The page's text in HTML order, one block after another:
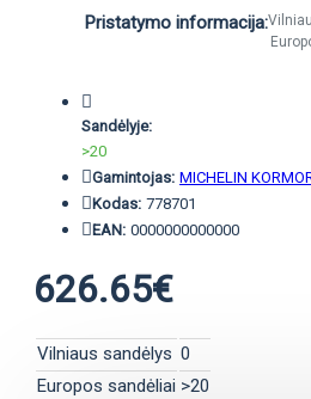
Pristatymo informacija:
Sandėlyje:
>20
Gamintojas: MICHELIN
Kodas: 778701
EAN: 0000000000000
626.65€
Vilniaus sandėlys 0
Europos sandėliai >20